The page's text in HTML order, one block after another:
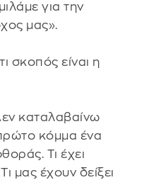
για την
μας».
σκοπός είναι η
καταλαβαίνω
πρώτο κόμμα ένα
Τι έχει
μας έχουν δείξει